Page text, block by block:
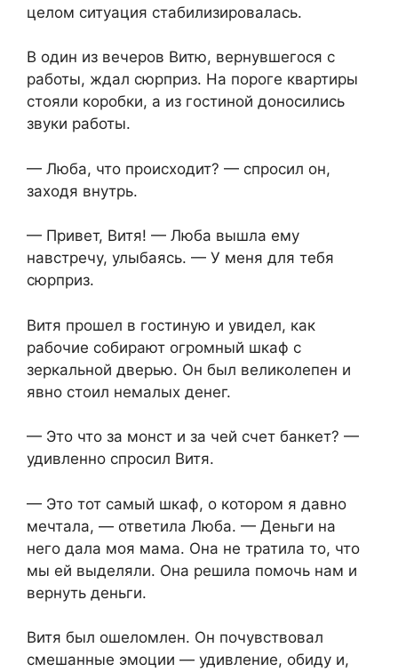
целом ситуация стабилизировалась.
В один из вечеров Витю, вернувшегося с
работы, ждал сюрприз. На пороге квартиры
стояли коробки, а из гостиной доносились
звуки работы.
— Люба, что происходит? — спросил он,
заходя внутрь.
— Привет, Витя! — Люба вышла ему
навстречу, улыбаясь. — У меня для тебя
сюрприз.
Витя прошел в гостиную и увидел, как
рабочие собирают огромный шкаф с
зеркальной дверью. Он был великолепен и
явно стоил немалых денег.
— Это что за монст и за чей счет банкет? —
удивленно спросил Витя.
— Это тот самый шкаф, о котором я давно
мечтала, — ответила Люба. — Деньги на
него дала моя мама. Она не тратила то, что
мы ей выделяли. Она решила помочь нам и
вернуть деньги.
Витя был ошеломлен. Он почувствовал
смешанные эмоции — удивление, обиду и,